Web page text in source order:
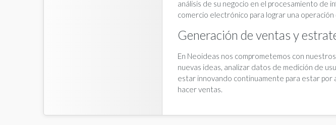
análisis de su negocio en el procesamiento de
comercio electrónico para lograr una operación
Generación de ventas y
En Neoideas nos comprometemos con
nuevas ideas, analizar datos de medición de
estar innovando continuamente para estar
hacer ventas.